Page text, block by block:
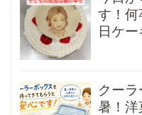
す！
日ケ
クー
暑！洋